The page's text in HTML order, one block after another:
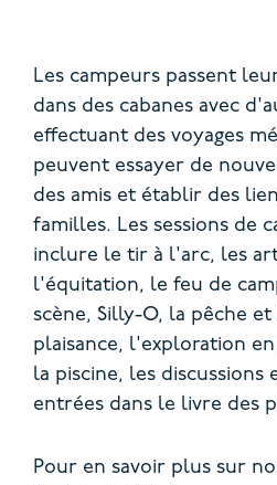
Les campeurs passent
dans des cabanes avec
effectuant des voyages
peuvent essayer de
des amis et établir des
familles. Les sessions de
inclure le tir à l'arc, les
l'équitation, le feu de
scène, Silly-O, la pêche
plaisance, l'exploration
la piscine, les discussions
entrées dans le livre des
Pour en savoir plus sur